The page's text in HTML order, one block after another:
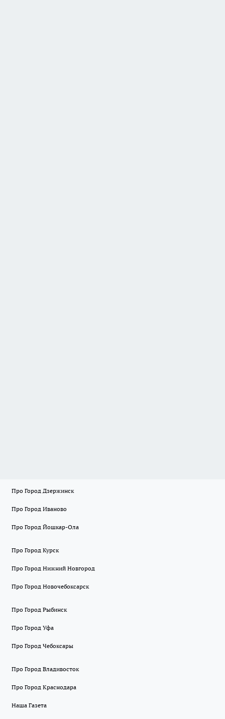
Про Город Дзержинск
Про Город Иваново
Про Город Йошкар-Ола
Про Город Курск
Про Город Нижний Новгород
Про Город Новочебоксарск
Про Город Рыбинск
Про Город Уфа
Про Город Чебоксары
Про Город Владивосток
Про Город Краснодара
Наша Газета